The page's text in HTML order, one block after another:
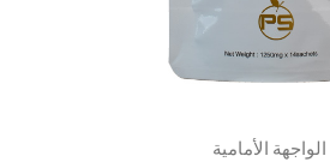
الواجهة الأمامية